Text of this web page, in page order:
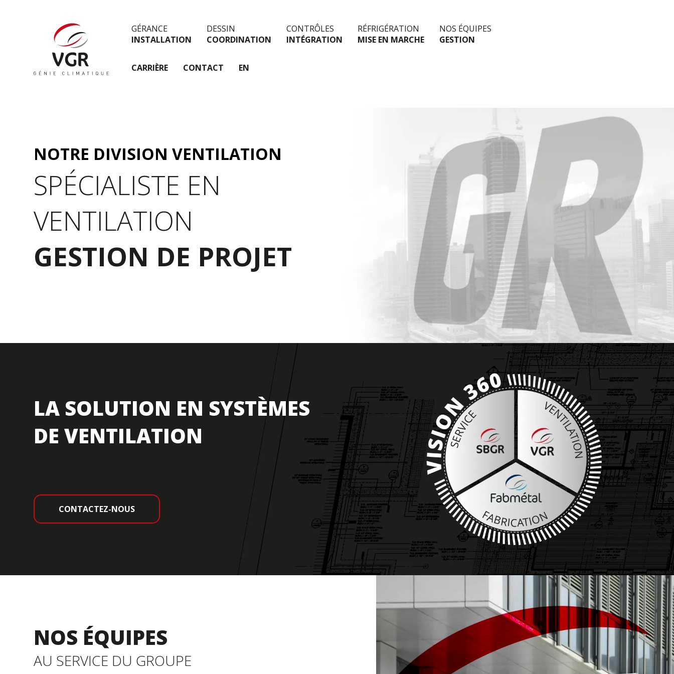
GÉRANCE
INSTALLATION
DESSIN
COORDINATION
CONTRÔLES
INTÉGRATION
RÉFRIGÉRATION
MISE EN MARCHE
NOS ÉQUIPES
GESTION
CARRIÈRE CONTACT EN
SPÉCIALISTE EN
VENTILATION
GESTION DE PROJET
NOTRE DIVISION VENTILATION
LA SOLUTION EN SYSTÈMES
DE VENTILATION
CONTACTEZ-NOUS
NOS ÉQUIPES
AU SERVICE DU GROUPE